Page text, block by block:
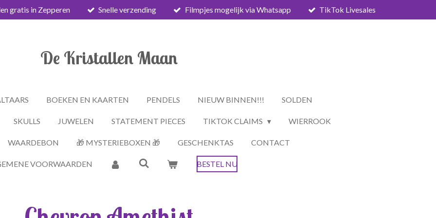
gratis in Zepperen Snelle verzending Filmpjes mogelijk via Whatsapp TikTok Livesales
De Kristallen Maan
BOEKEN EN KAARTEN PENDELS NIEUW BINNEN!!! SOLDEN
SKULLS JUWELEN STATEMENT PIECES TIKTOK CLAIMS WIERROOK
WAARDEBON 🎁 MYSTERIEBOXEN 🎁 GESCHENKTAS CONTACT
VOORWAARDEN BESTEL NU